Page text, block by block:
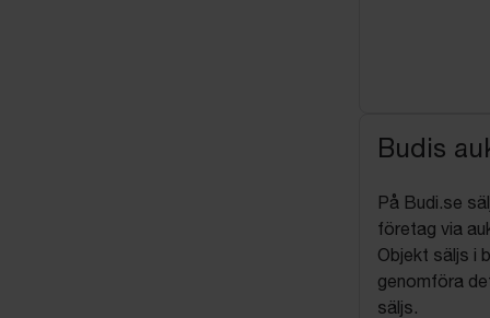
Budis
På Budi.se
företag via
Objekt säljs i
genomföra
säljs.